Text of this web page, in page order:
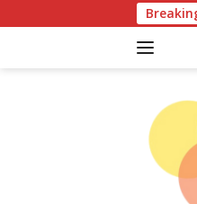
ke
Kaur Mulai Petakan